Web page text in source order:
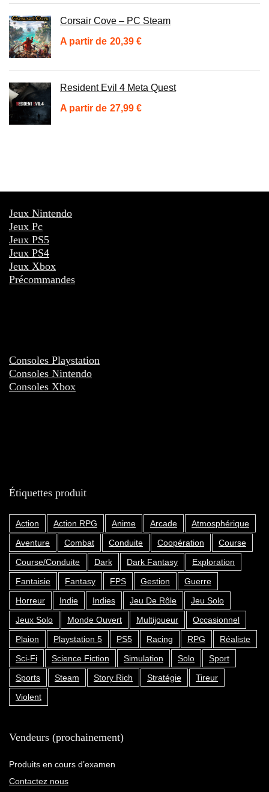
initial
69,99 €.
actuel
Corsair Cove – PC Steam
20,39 €
Resident Evil 4 Meta Quest
27,99 €
Jeux Nintendo
Jeux Pc
Jeux PS5
Jeux PS4
Jeux Xbox
Précommandes
Consoles Playstation
Consoles Nintendo
Consoles Xbox
Étiquettes produit
Action Action RPG Anime Arcade
Atmosphérique
Aventure
Combat Conduite Coopération
Course
Course/Conduite
Dark Dark Fantasy
Exploration
Fantaisie
Fantasy FPS Gestion
Guerre
Horreur
Indie Indies Jeu De Rôle
Jeu Solo
Jeux Solo
Monde Ouvert Multijoueur
Occasionnel
Plaion
Playstation 5 PS5 Racing RPG
Réaliste
Sci-Fi
Science Fiction Simulation Solo
Sport
Sports
Steam Story Rich Stratégie
Tireur
Violent
Vendeurs (prochainement)
Produits en cours d’examen
Contactez nous